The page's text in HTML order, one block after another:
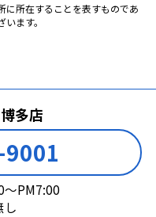
所在することを表すものであ
ます。
多店
～PM7:00
し